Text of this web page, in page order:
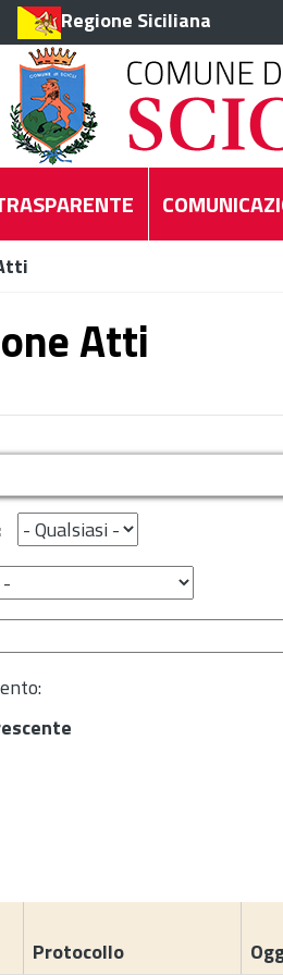
Regione Siciliana
Atti
Protocollo